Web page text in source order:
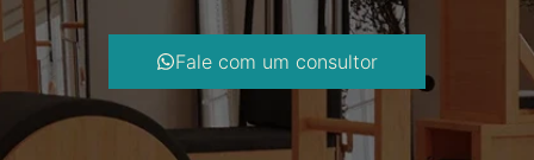
Fale com um consultor